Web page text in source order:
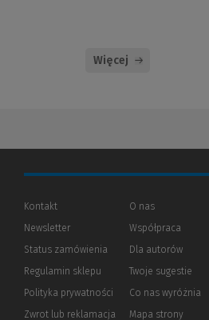
Więcej
Kontakt
Newsletter
Status zamówienia
Regulamin sklepu
Polityka prywatności (Nowe
(Link
innej
Zwrot lub reklamacja
O nas
Współpraca
Dla autorów(Nowe
(Link
innej
strony)
Twoje sugestie
Co nas wyróżnia
Mapa strony